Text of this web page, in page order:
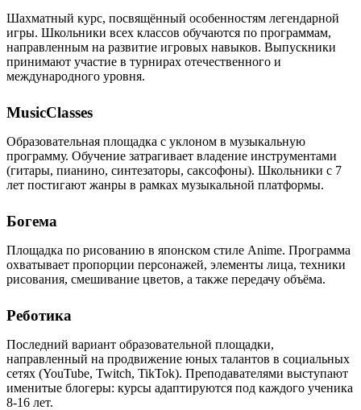
Шахматный курс, посвящённый особенностям легендарной
игры. Школьники всех классов обучаются по программам,
направленным на развитие игровых навыков. Выпускники
принимают участие в турнирах отечественного и
международного уровня.
MusicClasses
Образовательная площадка с уклоном в музыкальную
программу. Обучение затрагивает владение инструментами
(гитары, пианино, синтезаторы, саксофоны). Школьники с 7
лет постигают жанры в рамках музыкальной платформы.
Богема
Площадка по рисованию в японском стиле Anime. Программа
охватывает пропорции персонажей, элементы лица, техники
рисования, смешивание цветов, а также передачу объёма.
Реботика
Последний вариант образовательной площадки,
направленный на продвижение юных талантов в социальных
сетях (YouTube, Twitch, TikTok). Преподавателями выступают
именитые блогеры: курсы адаптируются под каждого ученика
8-16 лет.